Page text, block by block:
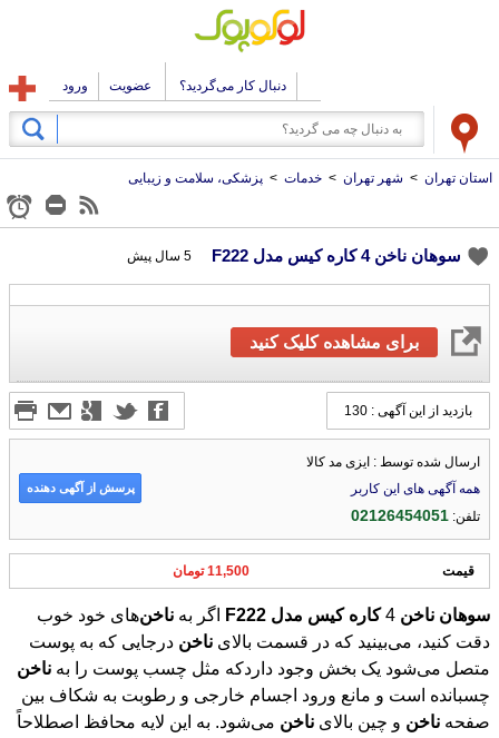
دنبال کار می‌گردید؟ عضویت ورود
استان تهران > شهر تهران > خدمات > پزشکی، سلامت و زیبایی
سوهان ناخن 4 کاره کیس مدل F222 5 سال پیش
برای مشاهده کلیک کنید
بازدید از این آگهی : 130
ارسال شده توسط : ایزی مد کالا
همه آگهی های این کاربر
تلفن:02126454051
پرسش از آگهی دهنده
قیمت 11,500 تومان
سوهان ناخن کاره کیس مدل F222 اگر به ناخن‌های خود خوب
دقت کنید، می‌بینید که در قسمت بالای ناخن درجایی که به پوست
متصل می‌شود یک بخش وجود داردکه مثل چسب پوست را به ناخن
چسبانده است و مانع ورود اجسام خارجی و رطوبت به شکاف بین
صفحه ناخن و چین بالای ناخن می‌شود. به این لایه محافظ اصطلاحاً